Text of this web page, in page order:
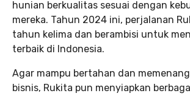
hunian berkualitas sesuai dengan
mereka. Tahun 2024 ini, perjalanan
tahun kelima dan berambisi untuk
terbaik di Indonesia.
Agar mampu bertahan dan
bisnis, Rukita pun menyiapkan